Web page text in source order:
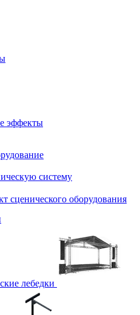
эффекты
систему
сценического оборудования
лебедки